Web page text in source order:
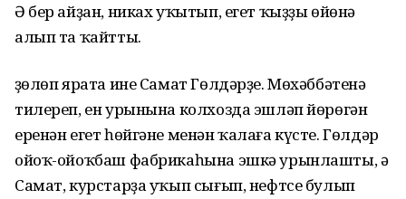
Ә бер айҙан, никах уҡытып, егет ҡыҙҙы өйөнә
алып та ҡайтты.
Өҙөлөп ярата ине Самат Гөлдәрҙе. Мөхәббәтенә
тилереп, ен урынына колхозда эшләп йөрөгән
еренән егет һөйгәне менән ҡалаға күсте. Гөлдәр
ойоҡ-ойоҡбаш фабрикаһына эшкә урынлашты, ә
Самат, курстарҙа уҡып сығып, нефтсе булып